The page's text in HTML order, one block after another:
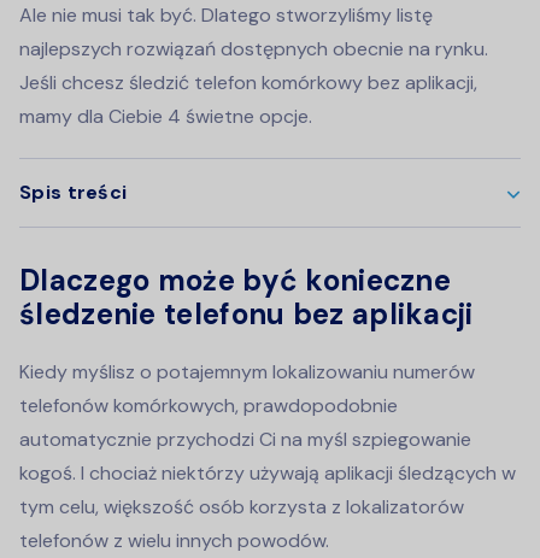
Ale nie musi tak być. Dlatego stworzyliśmy listę
najlepszych rozwiązań dostępnych obecnie na rynku.
Jeśli chcesz śledzić telefon komórkowy bez aplikacji,
mamy dla Ciebie 4 świetne opcje.
Spis treści
Dlaczego może być konieczne
śledzenie telefonu bez aplikacji
Kiedy myślisz o potajemnym lokalizowaniu numerów
telefonów komórkowych, prawdopodobnie
automatycznie przychodzi Ci na myśl szpiegowanie
kogoś. I chociaż niektórzy używają aplikacji śledzących w
tym celu, większość osób korzysta z lokalizatorów
telefonów z wielu innych powodów.